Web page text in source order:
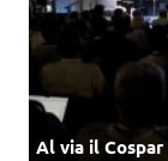
Al via il